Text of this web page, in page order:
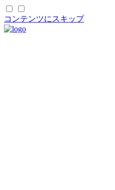
コンテンツにスキップ